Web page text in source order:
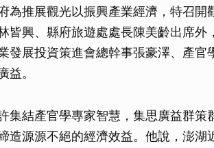
為推展觀光以振興產業經濟，特召開
皆興、縣府旅遊處處長陳美齡出席外
發展投資策進會總幹事張豪澤、產官
益。
集結產官學專家智慧，集思廣益群策
造源源不絕的經濟效益。他說，澎湖